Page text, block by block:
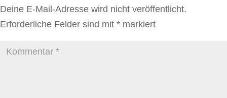
Deine E-Mail-Adresse wird nicht veröffentlicht.
Erforderliche Felder sind mit * markiert